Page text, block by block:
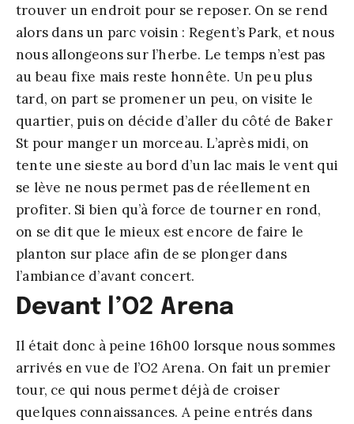
trouver un endroit pour se reposer. On se rend
alors dans un parc voisin : Regent’s Park, et nous
nous allongeons sur l’herbe. Le temps n’est pas
au beau fixe mais reste honnête. Un peu plus
tard, on part se promener un peu, on visite le
quartier, puis on décide d’aller du côté de Baker
St pour manger un morceau. L’après midi, on
tente une sieste au bord d’un lac mais le vent qui
se lève ne nous permet pas de réellement en
profiter. Si bien qu’à force de tourner en rond,
on se dit que le mieux est encore de faire le
planton sur place afin de se plonger dans
l’ambiance d’avant concert.
Devant l’O2 Arena
Il était donc à peine 16h00 lorsque nous sommes
arrivés en vue de l’O2 Arena. On fait un premier
tour, ce qui nous permet déjà de croiser
quelques connaissances. A peine entrés dans